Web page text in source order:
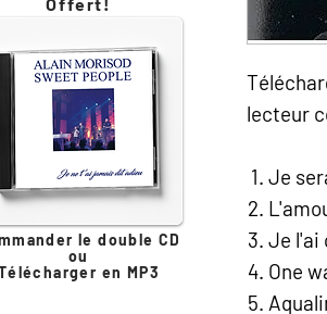
lecteur
Je
Je l'ai
One
le double CD
ou
en MP3